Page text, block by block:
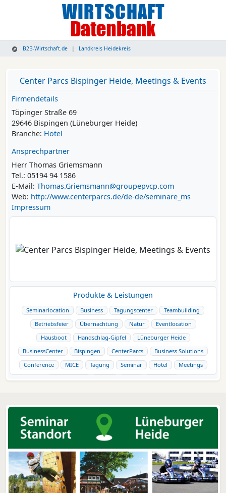
B2B-Wirtschaft.de Landkreis Heidekreis
Center Parcs Bispinger Heide, Meetings & Events
Firmendetails
Töpinger Straße 69
29646 Bispingen (Lüneburger Heide)
Branche: Hotel
Ansprechpartner
Herr Thomas Griemsmann
Tel.: 05194 94 1586
E-Mail: Thomas.Griemsmann@groupepvcp.com
Web: http://www.centerparcs.de/de-de/seminare_ms
Impressum
Produkte & Leistungen
Seminarlocation Business Tagungscenter
Teambuilding
Betriebsfeier
Übernachtung Natur
Eventlocation
Hausboot
Handschlag-Gipfel
Lüneburger Heide
BusinessCenter
Bispingen CenterParcs
Business Solutions
Conference
MICE Tagung Seminar Hotel
Meetings